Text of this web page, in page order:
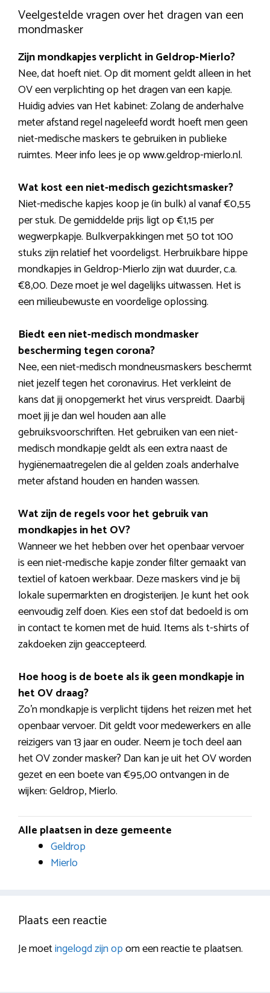
Veelgestelde vragen over het dragen van een
mondmasker
Zijn mondkapjes verplicht in Geldrop-Mierlo?
Nee, dat hoeft niet. Op dit moment geldt alleen in het
OV een verplichting op het dragen van een kapje.
Huidig advies van Het kabinet: Zolang de anderhalve
meter afstand regel nageleefd wordt hoeft men geen
niet-medische maskers te gebruiken in publieke
ruimtes. Meer info lees je op www.geldrop-mierlo.nl.
Wat kost een niet-medisch gezichtsmasker?
Niet-medische kapjes koop je (in bulk) al vanaf €0,55
per stuk. De gemiddelde prijs ligt op €1,15 per
wegwerpkapje. Bulkverpakkingen met 50 tot 100
stuks zijn relatief het voordeligst. Herbruikbare hippe
mondkapjes in Geldrop-Mierlo zijn wat duurder, c.a.
€8,00. Deze moet je wel dagelijks uitwassen. Het is
een milieubewuste en voordelige oplossing.
Biedt een niet-medisch mondmasker
bescherming tegen corona?
Nee, een niet-medisch mondneusmaskers beschermt
niet jezelf tegen het coronavirus. Het verkleint de
kans dat jij onopgemerkt het virus verspreidt. Daarbij
moet jij je dan wel houden aan alle
gebruiksvoorschriften. Het gebruiken van een niet-
medisch mondkapje geldt als een extra naast de
hygiënemaatregelen die al gelden zoals anderhalve
meter afstand houden en handen wassen.
Wat zijn de regels voor het gebruik van
mondkapjes in het OV?
Wanneer we het hebben over het openbaar vervoer
is een niet-medische kapje zonder filter gemaakt van
textiel of katoen werkbaar. Deze maskers vind je bij
lokale supermarkten en drogisterijen. Je kunt het ook
eenvoudig zelf doen. Kies een stof dat bedoeld is om
in contact te komen met de huid. Items als t-shirts of
zakdoeken zijn geaccepteerd.
Hoe hoog is de boete als ik geen mondkapje in
het OV draag?
Zo’n mondkapje is verplicht tijdens het reizen met het
openbaar vervoer. Dit geldt voor medewerkers en alle
reizigers van 13 jaar en ouder. Neem je toch deel aan
het OV zonder masker? Dan kan je uit het OV worden
gezet en een boete van €95,00 ontvangen in de
wijken: Geldrop, Mierlo.
Alle plaatsen in deze gemeente
Geldrop
Mierlo
Plaats een reactie
Je moetingelogd zijn opom een reactie te plaatsen.